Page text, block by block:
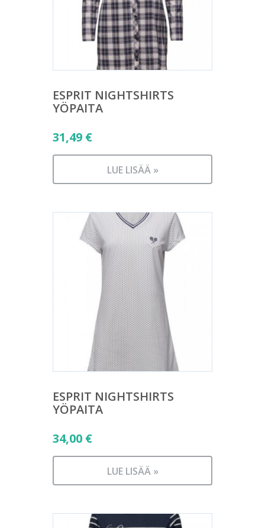
ESPRIT NIGHTSHIRTS
YÖPAITA
31,49 €
LUE LISÄÄ »
ESPRIT NIGHTSHIRTS
YÖPAITA
34,00 €
LUE LISÄÄ »